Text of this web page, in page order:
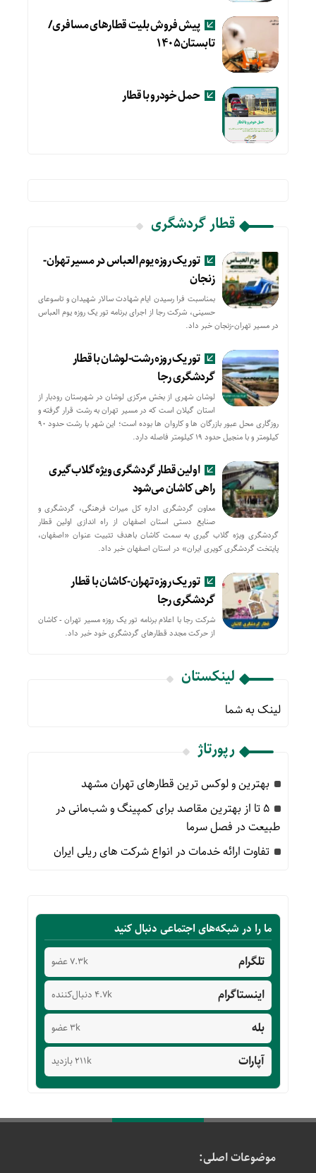
پیش فروش بلیت قطارهای مسافری/
تابستان۱۴۰۵
حمل خودرو با قطار
قطار گردشگری
تور یک روزه یوم العباس در مسیر تهران-
زنجان
بمناسبت فرا رسیدن ایام شهادت سالار شهیدان و تاسوعای
حسینی، شرکت رجا از اجرای برنامه تور یک روزه یوم العباس
در مسیر تهران-زنجان خبر داد.
تور یک روزه رشت-لوشان با قطار
گردشگری رجا
لوشان شهری از بخش مرکزی لوشان در شهرستان رودبار از
استان گیلان است که در مسیر تهران به رشت قرار گرفته و
روزگاری محل عبور بازرگان ها و کاروان ها بوده است؛ این شهر با رشت حدود ۹۰
کیلومتر و با منجیل حدود ۱۹ کیلومتر فاصله دارد.
اولین قطار گردشگری ویژه گلاب‌گیری
راهی کاشان می‌شود
معاون گردشگری اداره کل میراث فرهنگی، گردشگری و
صنایع دستی استان اصفهان از راه اندازی اولین قطار
گردشگری ویژه گلاب گیری به سمت کاشان باهدف تثبیت عنوان «اصفهان،
پایتخت گردشگری کویری ایران» در استان اصفهان خبر داد.
تور یک روزه تهران-کاشان با قطار
گردشگری رجا
شرکت رجا با اعلام برنامه تور یک روزه مسیر تهران - کاشان
از حركت مجدد قطارهای گردشگری خود خبر داد.
لینکستان
لینک به شما
رپورتاژ
بهترین و لوکس ترین قطارهای تهران مشهد
۵ تا از بهترین مقاصد برای کمپینگ و شب‌مانی در
طبیعت در فصل سرما
تفاوت ارائه خدمات در انواع شرکت های ریلی ایران
ما را در شبکه‌های اجتماعی دنبال کنید
تلگرام 7.3k عضو
اینستاگرام 4.7k دنبال‌کننده
بله 3k عضو
آپارات 211k بازدید
موضوعات اصلی: